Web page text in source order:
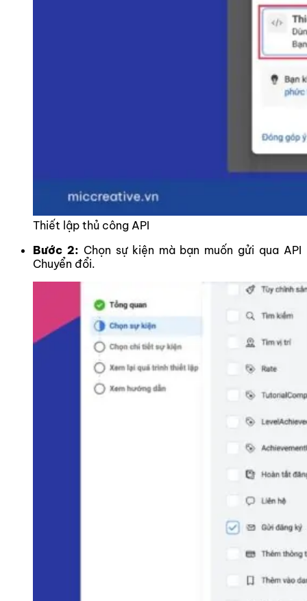
Thiết lập thủ công API
Bước 2: Chọn sự kiện mà bạn muốn gửi qua API
Chuyển đổi.